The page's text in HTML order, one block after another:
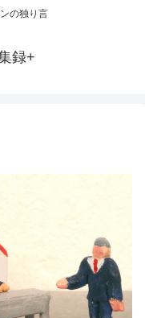
の独り言
録+